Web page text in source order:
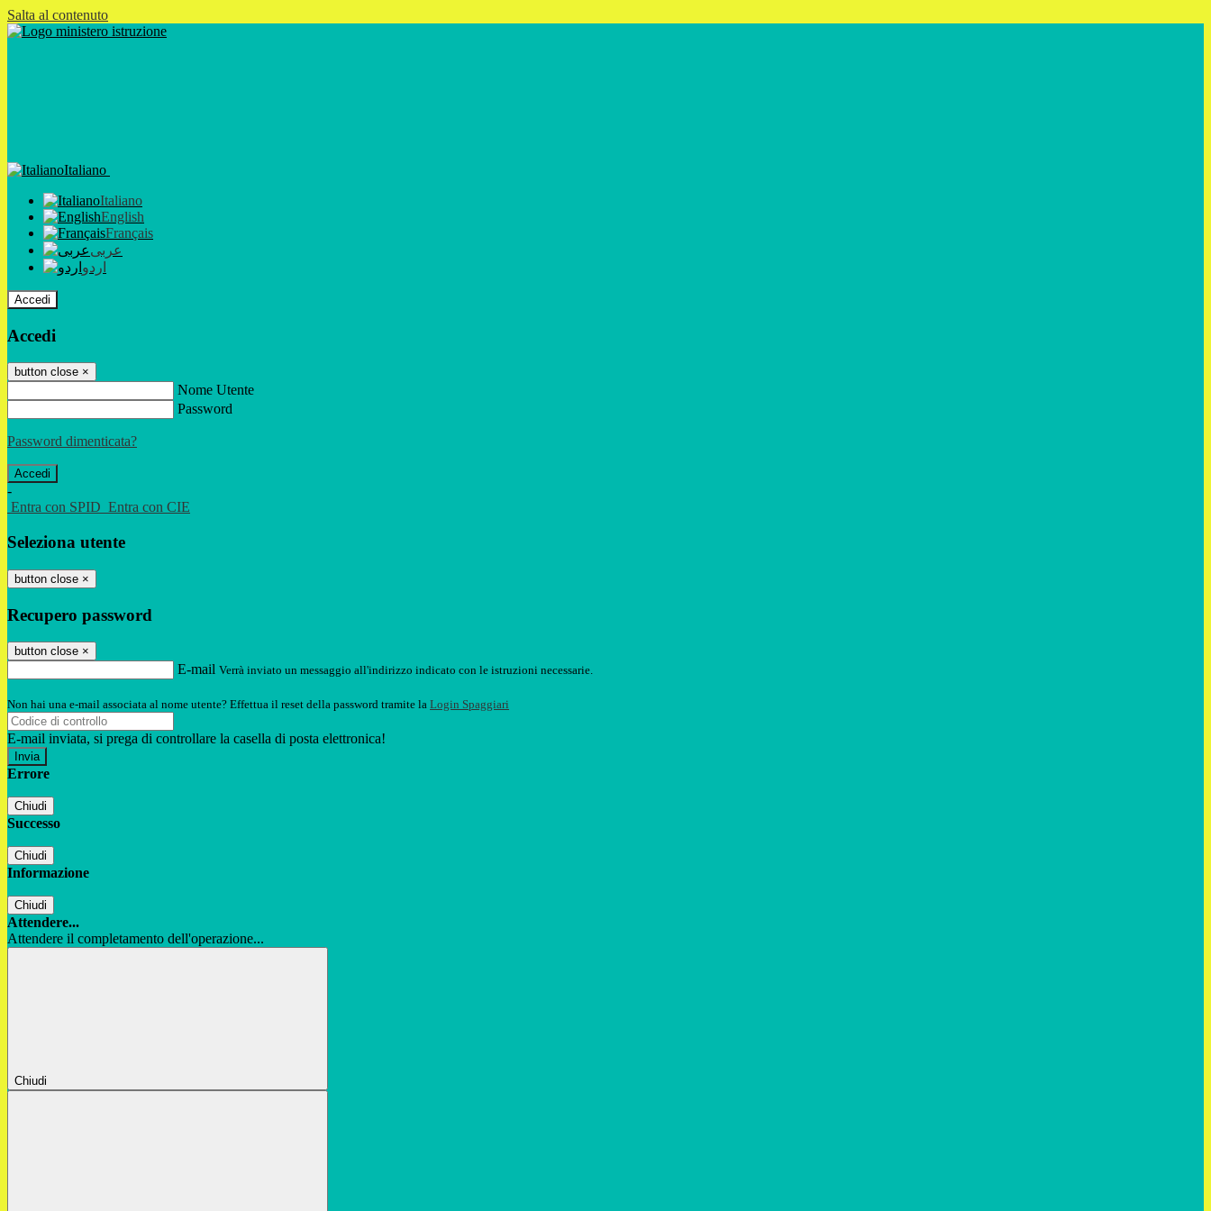
Salta al contenuto
Italiano
Italiano
English
Français
عربى
اردو
Accedi
Accedi
button close ×
Nome Utente
Password
Password dimenticata?
-
Entra con SPID Entra con CIE
Seleziona utente
button close ×
Recupero password
button close ×
E-mail Verrà inviato un messaggio all'indirizzo indicato con le istruzioni necessarie.
Non hai una e-mail associata al nome utente? Effettua il reset della password tramite la Login Spaggiari
E-mail inviata, si prega di controllare la casella di posta elettronica!
Errore
Chiudi
Successo
Chiudi
Informazione
Chiudi
Attendere...
Attendere il completamento dell'operazione...
Chiudi